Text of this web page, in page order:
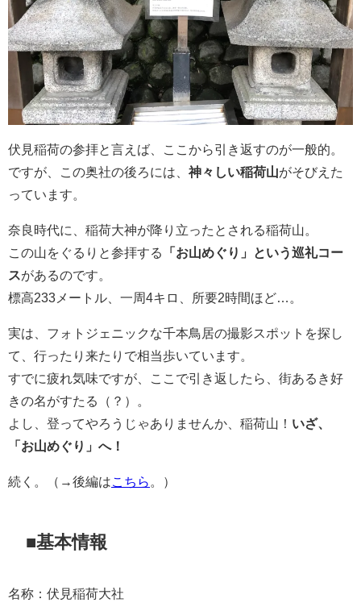
伏見稲荷の参拝と言えば、ここから引き返すのが一般的。
ですが、この奥社の後ろには、 神々しい稲荷山がそびえた
っています。
奈良時代に、稲荷大神が降り立ったとされる稲荷山。
この山をぐるりと参拝する
「お山めぐり」という巡礼コー
スがあるのです。
標高233メートル、一周4キロ、所要2時間ほど…。
実は、フォトジェニックな千本鳥居の撮影スポットを探し
て、行ったり来たりで相当歩いています。
すでに疲れ気味ですが、ここで引き返したら、街あるき好
きの名がすたる（？）。
よし、登ってやろうじゃありませんか、稲荷山！ いざ、
「お山めぐり」へ！
続く。（→後編は こちら 。）
■基本情報
名称：伏見稲荷大社